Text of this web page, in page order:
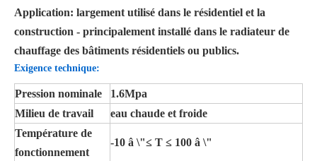
Application: largement utilisé dans le résidentiel et la
construction - principalement installé dans le radiateur de
chauffage des bâtiments résidentiels ou publics.
Exigence technique:
Pression nominale
1.6Mpa
Milieu de travail
eau chaude et froide
Température de
fonctionnement
-10 â \"≤ T ≤ 100 â \"